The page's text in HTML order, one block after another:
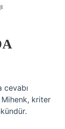
Mihenk, kriter